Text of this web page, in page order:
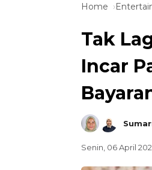
Home
Tak
Incar
Senin, 06 April